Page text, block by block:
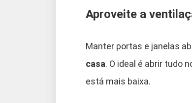
Aproveite a
Manter portas e janelas
casa. O ideal é abrir tudo
está mais baixa.